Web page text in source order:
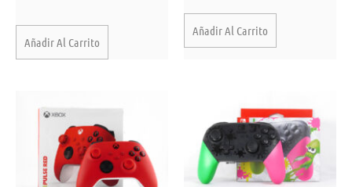
Añadir Al Carrito
Añadir Al Carrito